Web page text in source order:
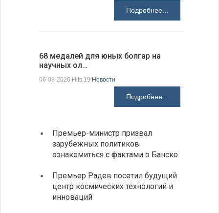
Подробнее...
68 медалей для юных болгар на
научных ол…
06-08-2026 Hits:19 Новости
Подробнее...
Премьер-министр призвал
зарубежных политиков
ознакомиться с фактами о Банско
Премьер Радев посетил будущий
центр космических технологий и
инноваций